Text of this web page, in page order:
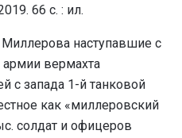
66 с. : ил.
наступавшие с
армии вермахта
с запада 1-й танковой
как «миллеровский
солдат и офицеров